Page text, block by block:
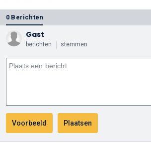
0 Berichten
Gast
berichten stemmen